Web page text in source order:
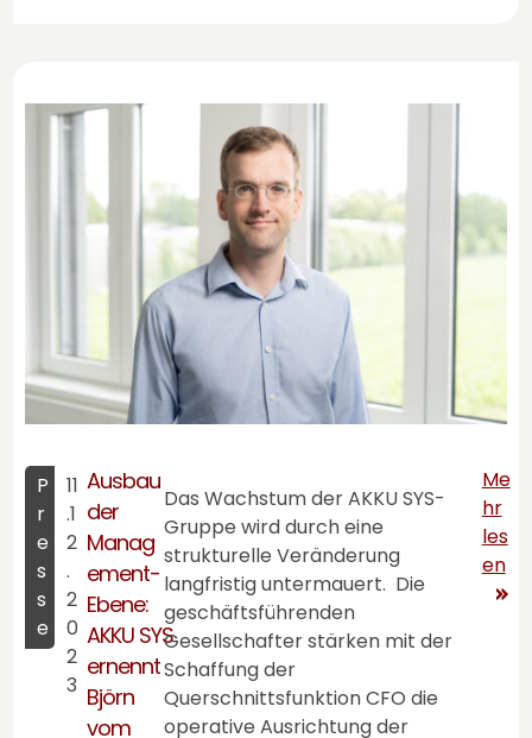
P
r
e
s
s
e
11
.1
2
.
2
0
2
3
Ausbau
der
Manag
ement-
Ebene:
AKKU SYS
ernennt
Björn
vom
Das Wachstum derAKKU SYS-
Gruppe wird durch eine
strukturelle Veränderung
langfristig untermauert. Die
geschäftsführenden
Gesellschafter stärken mit der
Schaffung der
Querschnittsfunktion CFO die
operative Ausrichtung der
Me
hr
les
en